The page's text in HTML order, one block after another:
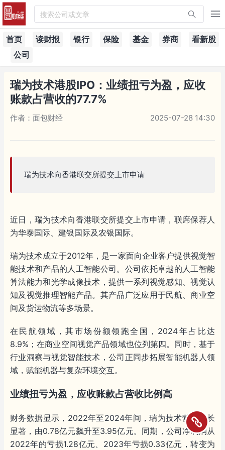
搜索公司或文章
首页 读财报 银行 保险 基金 券商
看新股
公司
瑞为技术港股IPO：业绩扭亏为盈，应收
账款占营收的77.7%
作者：面包财经 2025-07-28 14:30
瑞为技术向香港联交所提交上市申请
近日，瑞为技术向香港联交所提交上市申请，联席保荐人
为华泰国际、建银国际及农银国际。
瑞为技术成立于2012年，是一家面向企业客户提供视觉智
能技术和产品的人工智能公司。公司依托卓越的人工智能
算法能力和光学成像技术，提供一系列视觉感知、视觉认
知及视觉推理智能产品。其产品广泛应用于民航、商业空
间及货运物流等多场景。
在民航领域，其市场份额领跑全国，2024年占比达
8.9%；在商业空间视觉产品领域也位列第四。同时，基于
行业洞察与视觉智能技术，公司正同步拓展智能机器人领
域，赋能机器与复杂环境交互。
业绩扭亏为盈，应收账款占营收比例高
财务数据显示，2022年至2024年间，瑞为技术营收增长
显著，由0.78亿元飙升至3.95亿元。同期，公司净利润从
2022年的亏损1.28亿元、2023年亏损0.33亿元，转变为